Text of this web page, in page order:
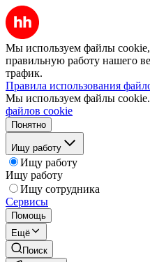
Мы используем файлы cookie,
правильную работу нашего
трафик.
Правила использования
Мы используем файлы cookie.
файлов cookie
Понятно
Ищу работу
Ищу работу
Ищу работу
Ищу сотрудника
Сервисы
Помощь
Ещё
Поиск